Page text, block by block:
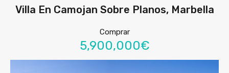
Villa En Camojan Sobre Planos, Marbella
Comprar
5,900,000€